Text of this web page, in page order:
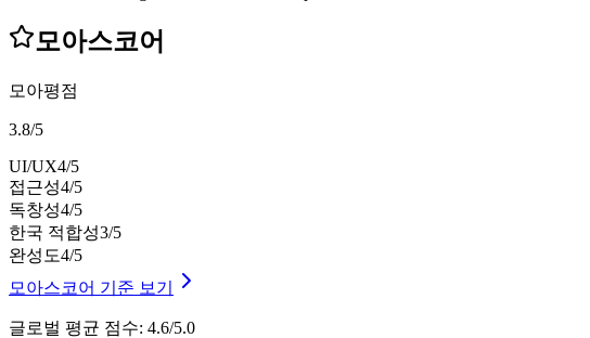
모아스코어
모아평점
3.8/5
UI/UX4/5
접근성4/5
독창성4/5
한국 적합성3/5
완성도4/5
모아스코어 기준 보기
글로벌 평균 점수: 4.6/5.0